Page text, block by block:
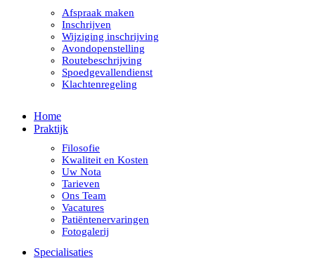
Afspraak maken
Inschrijven
Wijziging inschrijving
Avondopenstelling
Routebeschrijving
Spoedgevallendienst
Klachtenregeling
Home
Praktijk
Filosofie
Kwaliteit en Kosten
Uw Nota
Tarieven
Ons Team
Vacatures
Patiëntenervaringen
Fotogalerij
Specialisaties